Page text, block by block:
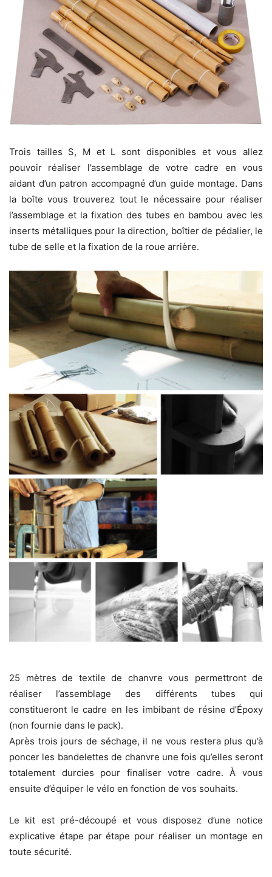
Trois tailles S, M et L sont disponibles et vous allez
pouvoir réaliser l’assemblage de votre cadre en vous
aidant d’un patron accompagné d’un guide montage. Dans
la boîte vous trouverez tout le nécessaire pour réaliser
l’assemblage et la fixation des tubes en bambou avec les
inserts métalliques pour la direction, boîtier de pédalier, le
tube de selle et la fixation de la roue arrière.
25 mètres de textile de chanvre vous permettront de
réaliser l’assemblage des différents tubes qui
constitueront le cadre en les imbibant de résine d’Époxy
(non fournie dans le pack).
Après trois jours de séchage, il ne vous restera plus qu’à
poncer les bandelettes de chanvre une fois qu’elles seront
totalement durcies pour finaliser votre cadre. À vous
ensuite d’équiper le vélo en fonction de vos souhaits.
Le kit est pré-découpé et vous disposez d’une notice
explicative étape par étape pour réaliser un montage en
toute sécurité.